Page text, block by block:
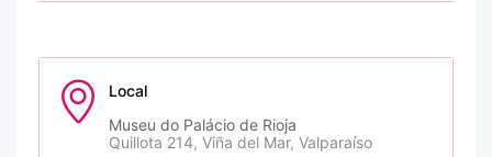
Local
Museu do Palácio de Rioja
Quillota 214, Viña del Mar, Valparaíso